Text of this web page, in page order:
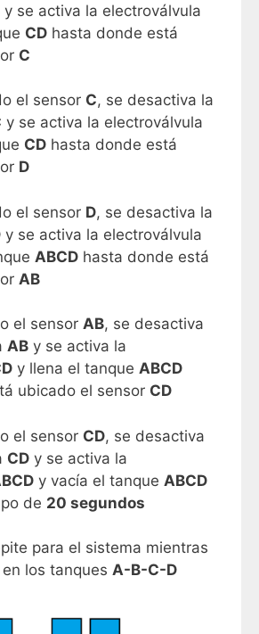
y se activa la electroválvula
CD hasta donde está
C
el sensor C, se desactiva la
y se activa la electroválvula
CD hasta donde está
D
el sensor D, se desactiva la
y se activa la electroválvula
ABCD hasta donde está
AB
el sensor AB, se desactiva
AB y se activa la
y llena el tanque ABCD
ubicado el sensor CD
el sensor CD, se desactiva
CD y se activa la
y vacía el tanque ABCD
de 20 segundos
para el sistema mientras
los tanques A-B-C-D